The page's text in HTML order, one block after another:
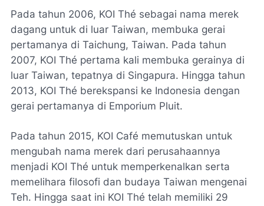
Pada tahun 2006, KOI Thé sebagai nama merek
dagang untuk di luar Taiwan, membuka gerai
pertamanya di Taichung, Taiwan. Pada tahun
2007, KOI Thé pertama kali membuka gerainya di
luar Taiwan, tepatnya di Singapura. Hingga tahun
2013, KOI Thé berekspansi ke Indonesia dengan
gerai pertamanya di Emporium Pluit.
Pada tahun 2015, KOI Café memutuskan untuk
mengubah nama merek dari perusahaannya
menjadi KOI Thé untuk memperkenalkan serta
memelihara filosofi dan budaya Taiwan mengenai
Teh. Hingga saat ini KOI Thé telah memiliki 29